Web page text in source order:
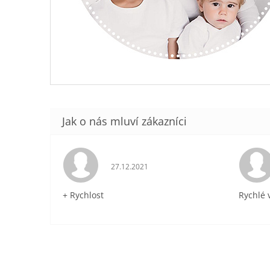
Hodnocení obchodu je 5 z 5 hvězdiček.
27.12.2021
+ Rychlost Rychlé